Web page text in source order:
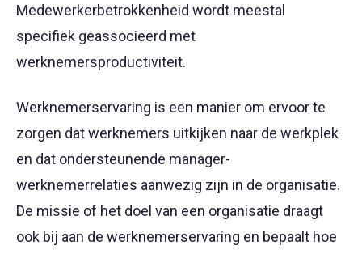
Medewerkerbetrokkenheid wordt meestal
specifiek geassocieerd met
werknemersproductiviteit.
Werknemerservaring is een manier om ervoor te
zorgen dat werknemers uitkijken naar de werkplek
en dat ondersteunende manager-
werknemerrelaties aanwezig zijn in de organisatie.
De missie of het doel van een organisatie draagt
ook bij aan de werknemerservaring en bepaalt hoe